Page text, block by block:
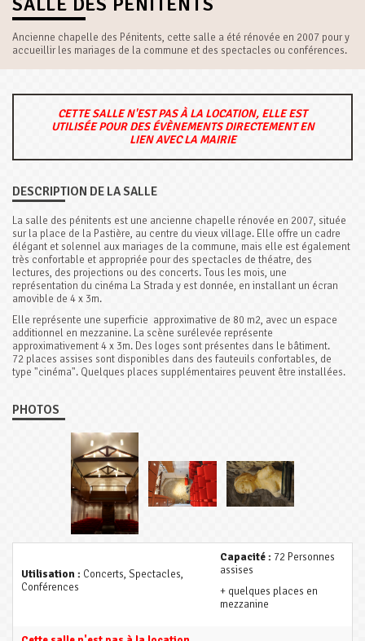
Ancienne chapelle des Pénitents, cette salle a été rénovée en 2007 pour y
accueillir les mariages de la commune et des spectacles ou conférences.
CETTE SALLE N'EST PAS À LA LOCATION, ELLE EST
UTILISÉE POUR DES ÉVÈNEMENTS DIRECTEMENT EN
LIEN AVEC LA MAIRIE
DESCRIPTION DE LA SALLE
La salle des pénitents est une ancienne chapelle rénovée en 2007, située
sur la place de la Pastière, au centre du vieux village. Elle offre un cadre
élégant et solennel aux mariages de la commune, mais elle est également
très confortable et appropriée pour des spectacles de théatre, des
lectures, des projections ou des concerts. Tous les mois, une
représentation du cinéma La Strada y est donnée, en installant un écran
amovible de 4 x 3m.
Elle représente une superficie approximative de 80 m2, avec un espace
additionnel en mezzanine. La scène surélevée représente
approximativement 4 x 3m. Des loges sont présentes dans le bâtiment.
72 places assises sont disponibles dans des fauteuils confortables, de
type "cinéma". Quelques places supplémentaires peuvent être installées.
PHOTOS
Utilisation : Concerts, Spectacles,
Conférences
Capacité : 72 Personnes
assises
+ quelques places en
mezzanine